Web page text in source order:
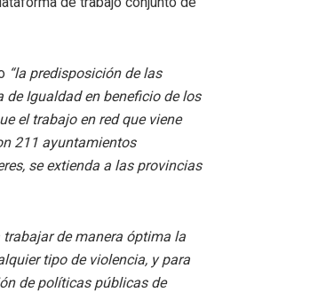
“la predisposición de las
de Igualdad en beneficio de los
el trabajo en red que viene
211 ayuntamientos
se extienda a las provincias
de manera óptima la
tipo de violencia, y para
de políticas públicas de